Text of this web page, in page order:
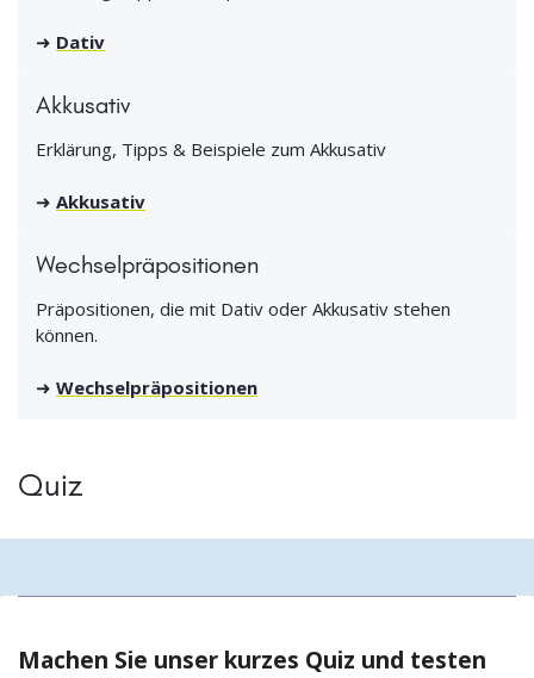
➜ Dativ
Akkusativ
Erklärung, Tipps & Beispiele zum Akkusativ
➜ Akkusativ
Wechselpräpositionen
Präpositionen, die mit Dativ oder Akkusativ stehen
können.
➜ Wechselpräpositionen
Quiz